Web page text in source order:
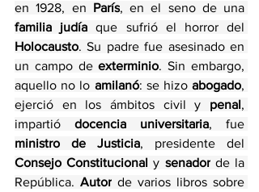
en 1928, en París
familia judía
Holocausto. Su padre fue asesinado en
un campo de exterminio. Sin embargo,
aquello no lo amilanó: se hizo abogado,
ejerció en los ámbitos civil y penal,
impartió docencia universitaria
ministro de Justicia
Consejo Constitucional y senador de la
República. Autor de varios libros sobre